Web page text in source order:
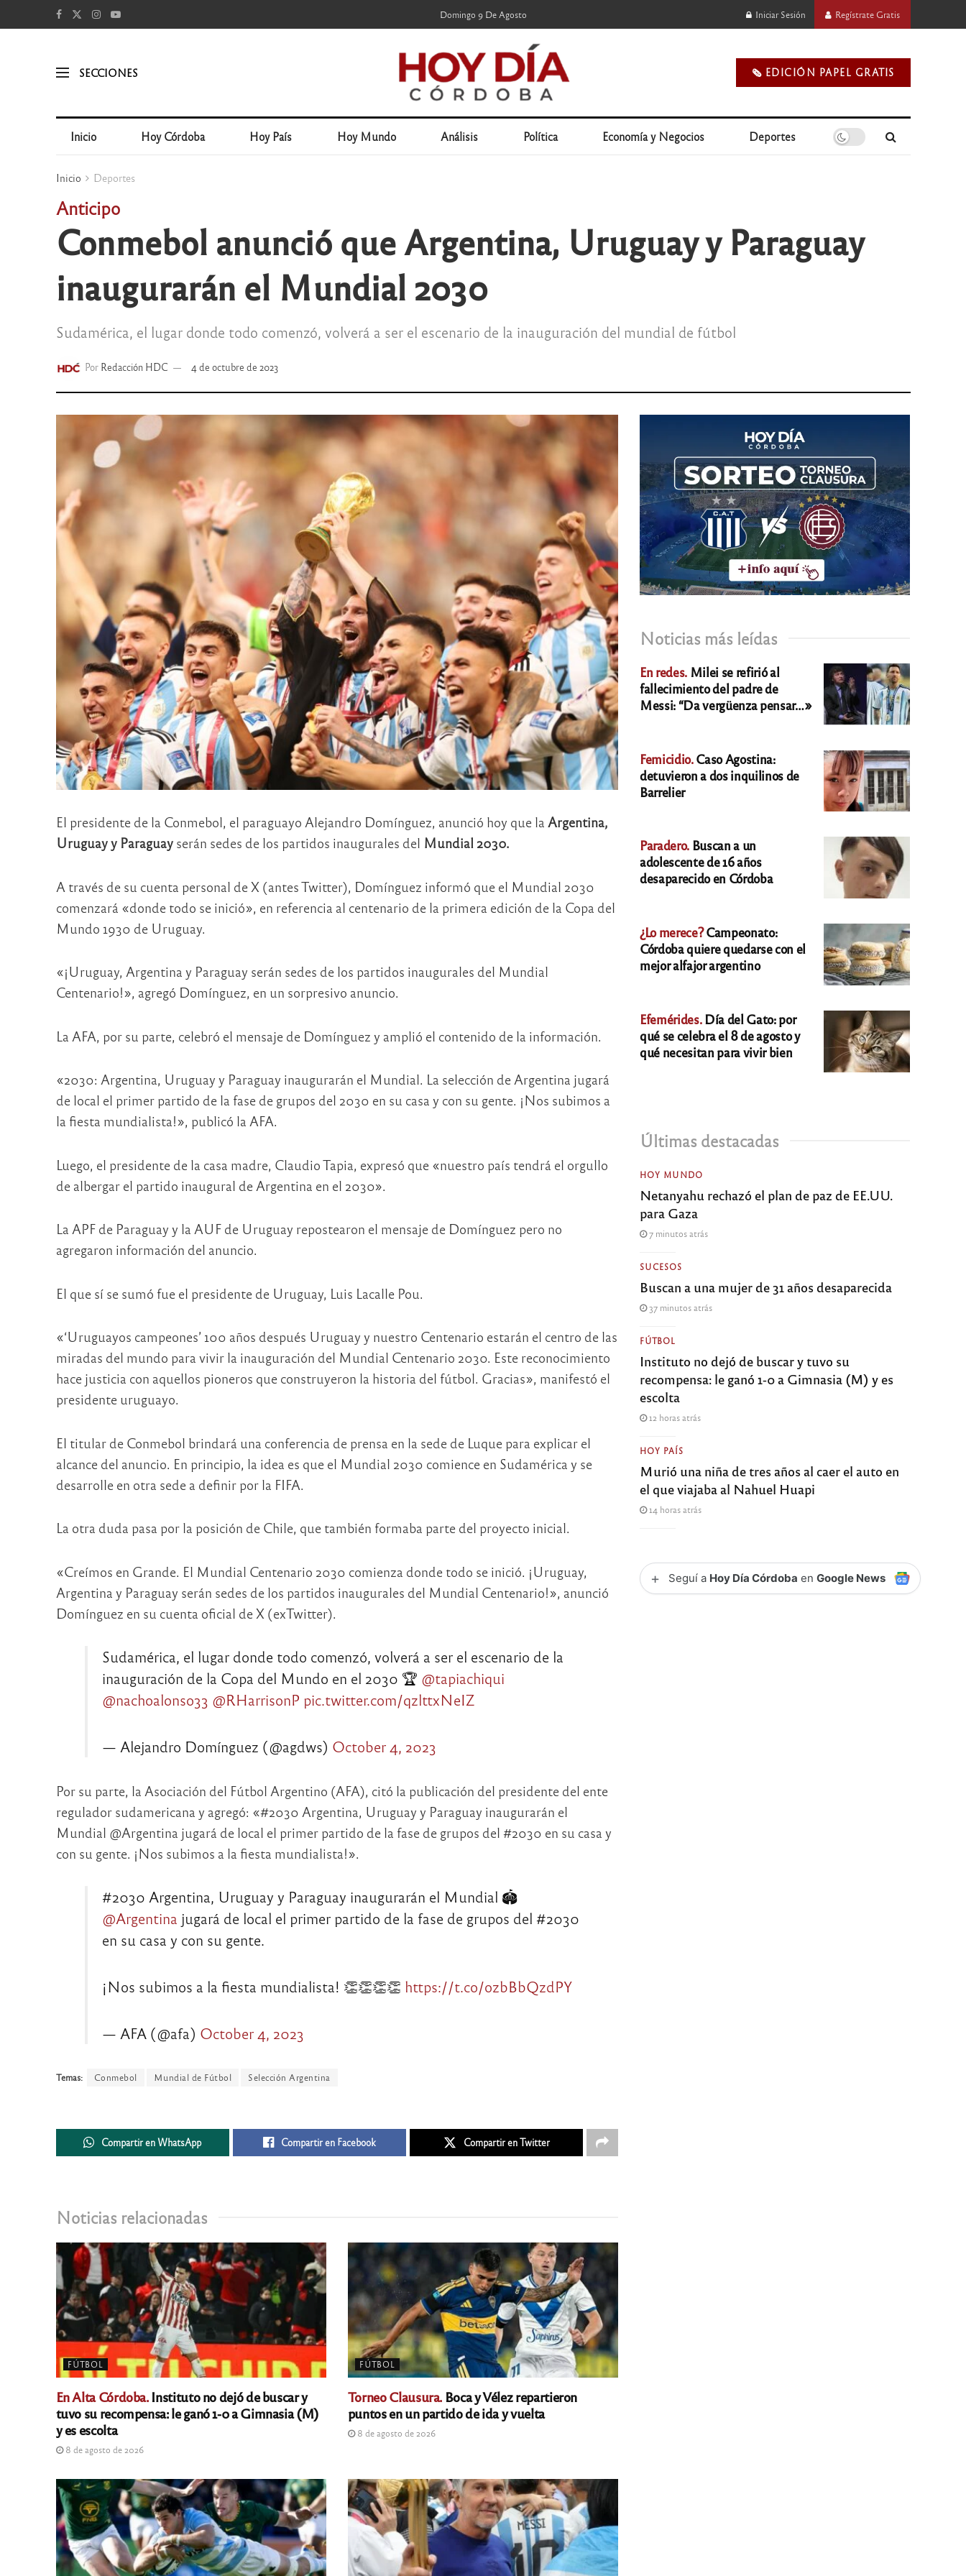
Domingo 9 De Agosto Iniciar Sesión Regístrate Gratis
SECCIONES 🗞️ EDICIÓN PAPEL GRATIS
Inicio Hoy Córdoba Hoy País Hoy Mundo Análisis Política Economía y Negocios Deportes
Inicio Deportes
Anticipo
Conmebol anunció que Argentina, Uruguay y Paraguay
inaugurarán el Mundial 2030
Sudamérica, el lugar donde todo comenzó, volverá a ser el escenario de la inauguración del mundial de fútbol
Por Redacción HDC 4 de octubre de 2023
El presidente de la Conmebol, el paraguayo Alejandro Domínguez, anunció hoy que la Argentina,
Uruguay y Paraguayserán sedes de los partidos inaugurales del Mundial 2030.
A través de su cuenta personal de X (antes Twitter), Domínguez informó que el Mundial 2030
comenzará «donde todo se inició», en referencia al centenario de la primera edición de la Copa del
Mundo 1930 de Uruguay.
«¡Uruguay, Argentina y Paraguay serán sedes de los partidos inaugurales del Mundial
Centenario!», agregó Domínguez, en un sorpresivo anuncio.
La AFA, por su parte, celebró el mensaje de Domínguez y amplió el contenido de la información.
«2030: Argentina, Uruguay y Paraguay inaugurarán el Mundial. La selección de Argentina jugará
de local el primer partido de la fase de grupos del 2030 en su casa y con su gente. ¡Nos subimos a
la fiesta mundialista!», publicó la AFA.
Luego, el presidente de la casa madre, Claudio Tapia, expresó que «nuestro país tendrá el orgullo
de albergar el partido inaugural de Argentina en el 2030».
La APF de Paraguay y la AUF de Uruguay repostearon el mensaje de Domínguez pero no
agregaron información del anuncio.
El que sí se sumó fue el presidente de Uruguay, Luis Lacalle Pou.
«‘Uruguayos campeones’ 100 años después Uruguay y nuestro Centenario estarán el centro de las
miradas del mundo para vivir la inauguración del Mundial Centenario 2030. Este reconocimiento
hace justicia con aquellos pioneros que construyeron la historia del fútbol. Gracias», manifestó el
presidente uruguayo.
El titular de Conmebol brindará una conferencia de prensa en la sede de Luque para explicar el
alcance del anuncio. En principio, la idea es que el Mundial 2030 comience en Sudamérica y se
desarrolle en otra sede a definir por la FIFA.
La otra duda pasa por la posición de Chile, que también formaba parte del proyecto inicial.
«Creímos en Grande. El Mundial Centenario 2030 comienza donde todo se inició. ¡Uruguay,
Argentina y Paraguay serán sedes de los partidos inaugurales del Mundial Centenario!», anunció
Domínguez en su cuenta oficial de X (exTwitter).
Sudamérica, el lugar donde todo comenzó, volverá a ser el escenario de la
inauguración de la Copa del Mundo en el 2030 🏆 @tapiachiqui
@nachoalonso33 @RHarrisonP pic.twitter.com/qzlttxNeIZ
— Alejandro Domínguez (@agdws) October 4, 2023
Por su parte, la Asociación del Fútbol Argentino (AFA), citó la publicación del presidente del ente
regulador sudamericana y agregó: «#2030 Argentina, Uruguay y Paraguay inaugurarán el
Mundial @Argentina jugará de local el primer partido de la fase de grupos del #2030 en su casa y
con su gente. ¡Nos subimos a la fiesta mundialista!».
#2030 Argentina, Uruguay y Paraguay inaugurarán el Mundial 🏟
@Argentina jugará de local el primer partido de la fase de grupos del #2030
en su casa y con su gente.
¡Nos subimos a la fiesta mundialista! 👏👏👏👏 https://t.co/ozbBbQzdPY
— AFA (@afa) October 4, 2023
Temas: Conmebol Mundial de Fútbol Selección Argentina
Compartir en WhatsApp Compartir en Facebook Compartir en Twitter
Noticias relacionadas
FÚTBOL
En Alta Córdoba.Instituto no dejó de buscar y
tuvo su recompensa: le ganó 1-0 a Gimnasia (M)
y es escolta
8 de agosto de 2026
FÚTBOL
Torneo Clausura. Boca y Vélez repartieron
puntos en un partido de ida y vuelta
8 de agosto de 2026
Noticias más leídas
En redes. Milei se refirió al
fallecimiento del padre de
Messi: “Da vergüenza pensar…»
Femicidio.Caso Agostina:
detuvieron a dos inquilinos de
Barrelier
Paradero. Buscan a un
adolescente de 16 años
desaparecido en Córdoba
¿Lo merece?Campeonato:
Córdoba quiere quedarse con el
mejor alfajor argentino
Efemérides.Día del Gato: por
qué se celebra el 8 de agosto y
qué necesitan para vivir bien
Últimas destacadas
HOY MUNDO
Netanyahu rechazó el plan de paz de EE.UU.
para Gaza
7 minutos atrás
SUCESOS
Buscan a una mujer de 31 años desaparecida
37 minutos atrás
FÚTBOL
Instituto no dejó de buscar y tuvo su
recompensa: le ganó 1-0 a Gimnasia (M) y es
escolta
12 horas atrás
HOY PAÍS
Murió una niña de tres años al caer el auto en
el que viajaba al Nahuel Huapi
14 horas atrás
+ Seguí a Hoy Día Córdoba enGoogle News